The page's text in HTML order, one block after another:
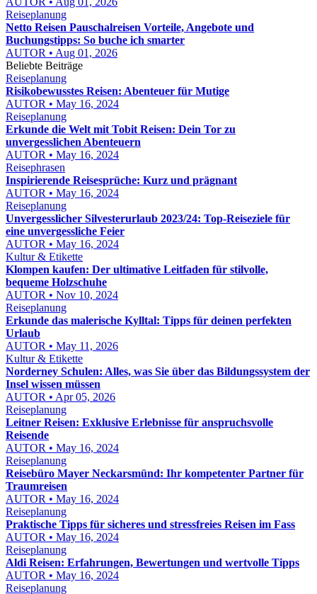
Reiseplanung
Netto Reisen Pauschalreisen Vorteile, Angebote und
Buchungstipps: So buche ich smarter
AUTOR • Aug 01, 2026
Beliebte Beiträge
Reiseplanung
Risikobewusstes Reisen: Abenteuer für Mutige
AUTOR • May 16, 2024
Reiseplanung
Erkunde die Welt mit Tobit Reisen: Dein Tor zu
unvergesslichen Abenteuern
AUTOR • May 16, 2024
Reisephrasen
Inspirierende Reisesprüche: Kurz und prägnant
AUTOR • May 16, 2024
Reiseplanung
Unvergesslicher Silvesterurlaub 2023/24: Top-Reiseziele für
eine unvergessliche Feier
AUTOR • May 16, 2024
Kultur & Etikette
Klompen kaufen: Der ultimative Leitfaden für stilvolle,
bequeme Holzschuhe
AUTOR • Nov 10, 2024
Reiseplanung
Erkunde das malerische Kylltal: Tipps für deinen perfekten
Urlaub
AUTOR • May 11, 2026
Kultur & Etikette
Norderney Schulen: Alles, was Sie über das Bildungssystem der
Insel wissen müssen
AUTOR • Apr 05, 2026
Reiseplanung
Leitner Reisen: Exklusive Erlebnisse für anspruchsvolle
Reisende
AUTOR • May 16, 2024
Reiseplanung
Reisebüro Mayer Neckarsmünd: Ihr kompetenter Partner für
Traumreisen
AUTOR • May 16, 2024
Reiseplanung
Praktische Tipps für sicheres und stressfreies Reisen im Fass
AUTOR • May 16, 2024
Reiseplanung
Aldi Reisen: Erfahrungen, Bewertungen und wertvolle Tipps
AUTOR • May 16, 2024
Reiseplanung